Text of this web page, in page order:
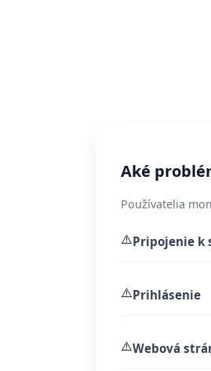
Aké
Používatelia
⚠️Pripojenie k
⚠️Prihlásenie
⚠️Webová